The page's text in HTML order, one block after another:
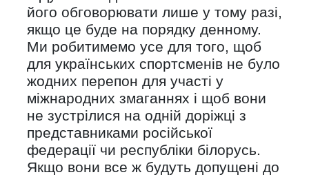
його обговорювати лише у тому разі,
якщо це буде на порядку денному.
Ми робитимемо усе для того, щоб
для українських спортсменів не було
жодних перепон для участі у
міжнародних змаганнях і щоб вони
не зустрілися на одній доріжці з
представниками російської
федерації чи республіки білорусь.
Якщо вони все ж будуть допущені до